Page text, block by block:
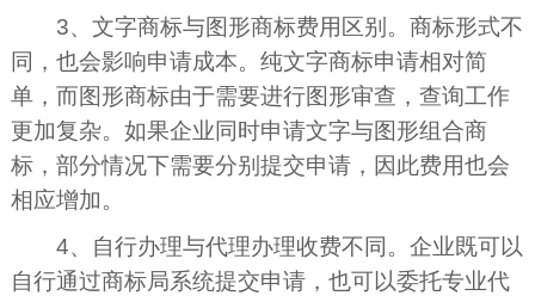
3、文字商标与图形商标费用区别。商标形式不
同，也会影响申请成本。纯文字商标申请相对简
单，而图形商标由于需要进行图形审查，查询工作
更加复杂。如果企业同时申请文字与图形组合商
标，部分情况下需要分别提交申请，因此费用也会
相应增加。
4、自行办理与代理办理收费不同。企业既可以
自行通过商标局系统提交申请，也可以委托专业代